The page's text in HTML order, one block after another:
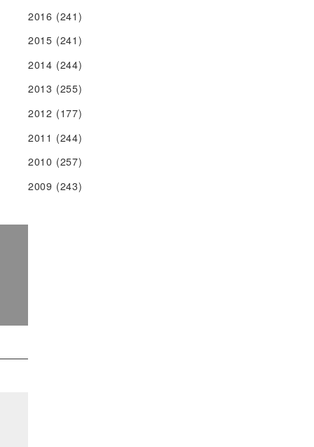
2016 (241)
2015 (241)
2014 (244)
2013 (255)
2012 (177)
2011 (244)
2010 (257)
2009 (243)